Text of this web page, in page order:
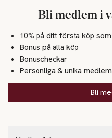
Bli medlem i
10% på ditt första köp
Bonus på alla köp
Bonuscheckar
Personliga & unika
Bli